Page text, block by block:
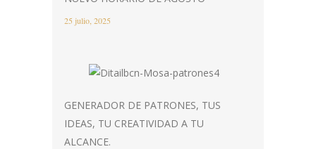
25 julio, 2025
GENERADOR DE PATRONES, TUS
IDEAS, TU CREATIVIDAD A TU
ALCANCE.